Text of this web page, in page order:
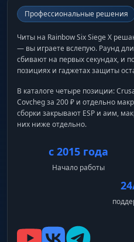
Профессиональные решения
Читы на Rainbow Six Siege X
— вы играете вслепую. Раунд
сбивают на первых секундах, и
позициях и гаджетах защиты
В каталоге четыре позиции:
Covcheg за 200 ₽ и отдельно
сборки закрывают ESP и аим,
них ниже отдельно.
с 2015 года
Начало работы